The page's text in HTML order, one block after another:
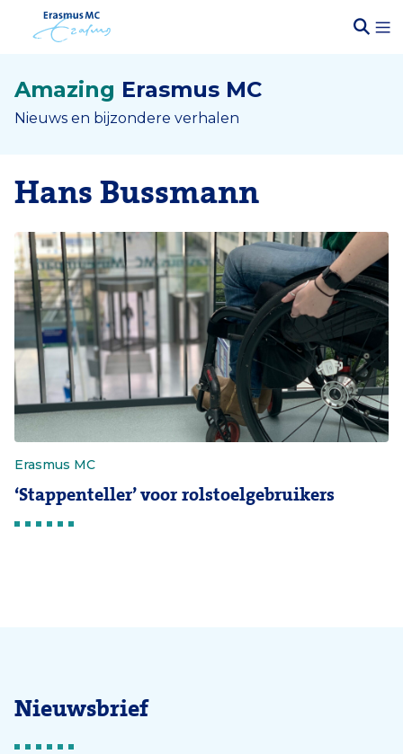
Amazing Erasmus MC
Nieuws en bijzondere verhalen
Hans Bussmann
Erasmus MC
‘Stappenteller’ voor rolstoelgebruikers
Nieuwsbrief